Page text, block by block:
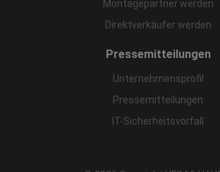
Montagepartner werden
Direktverkäufer werden
Pressemitteilungen
Unternehmensprofil
Pressemitteilungen
IT-Sicherheitsvorfall